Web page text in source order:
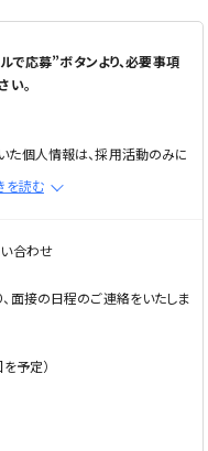
で応募”ボタンより、必要事項
い。
個人情報は、採用活動のみに
はいたしません
ルで応募ボタンから応募フォー
（えらべる）を見た」とお伝
を読む
合わせ
面接の日程のご連絡をいたしま
予定）